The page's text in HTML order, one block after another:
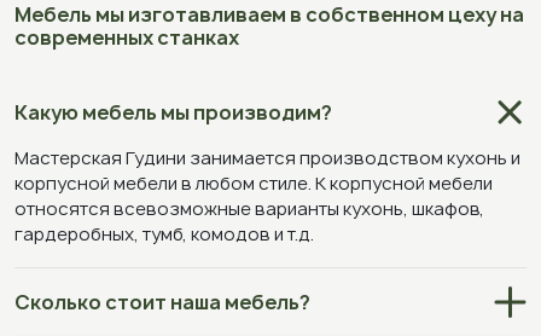
Мебель мы изготавливаем в собственном цеху на
современных станках
Какую мебель мы производим?
Мастерская Гудини занимается производством кухонь и
корпусной мебели в любом стиле. К корпусной мебели
относятся всевозможные варианты кухонь, шкафов,
гардеробных, тумб, комодов и т.д.
Сколько стоит наша мебель?